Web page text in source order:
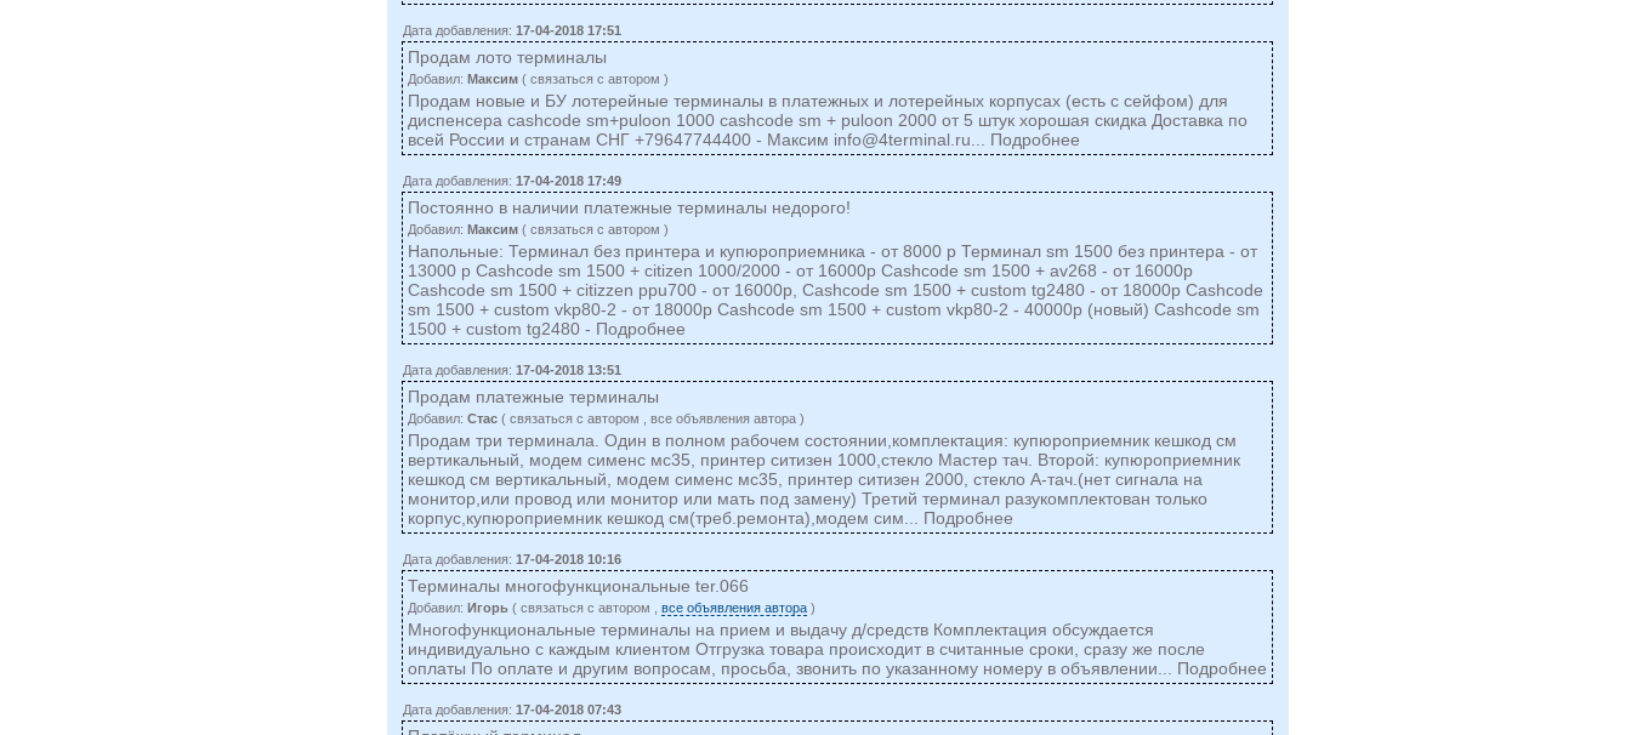
Дата добавления:17-04-2018 17:51
Продам лото терминалы
Добавил:Максим ( cвязаться c автором )
Продам новые и БУ лотерейные терминалы в платежных и лотерейных корпусах (есть с сейфом) для
диспенсера cashcode sm+puloon 1000 cashcode sm + puloon 2000 от 5 штук хорошая скидка Доставка по
всей России и странам СНГ +79647744400 - Максим info@4terminal.ru ... Подробнее
Дата добавления:17-04-2018 17:49
Постоянно в наличии платежные терминалы недорого!
Добавил:Максим ( cвязаться c автором )
Напольные: Терминал без принтера и купюроприемника - от 8000 р Терминал sm 1500 без принтера - от
13000 р Cashcode sm 1500 + citizen 1000/2000 - от 16000р Cashcode sm 1500 + av268 - от 16000р
Cashcode sm 1500 + citizzen ppu700 - от 16000р, Cashcode sm 1500 + custom tg2480 - от 18000р Cashcode
sm 1500 + custom vkp80-2 - от 18000р Cashcode sm 1500 + custom vkp80-2 - 40000р (новый) Cashcode sm
1500 + custom tg2480 - Подробнее
Дата добавления:17-04-2018 13:51
Продам платежные терминалы
Добавил:Стас ( cвязаться c автором , все объявления автора )
Продам три терминала. Один в полном рабочем состоянии,комплектация: купюроприемник кешкод см
вертикальный, модем сименс мс35, принтер ситизен 1000,стекло Мастер тач. Второй: купюроприемник
кешкод см вертикальный, модем сименс мс35, принтер ситизен 2000, стекло А-тач.(нет сигнала на
монитор,или провод или монитор или мать под замену) Третий терминал разукомплектован только
корпус,купюроприемник кешкод см(треб.ремонта),модем сим... Подробнее
Дата добавления:17-04-2018 10:16
Терминалы многофункциональные ter.066
Добавил:Игорь ( cвязаться c автором ,все объявления автора )
Многофункциональные терминалы на прием и выдачу д/средств Комплектация обсуждается
индивидуально с каждым клиентом Отгрузка товара происходит в считанные сроки, сразу же после
оплаты По оплате и другим вопросам, просьба, звонить по указанному номеру в объявлении... Подробнее
Дата добавления:17-04-2018 07:43